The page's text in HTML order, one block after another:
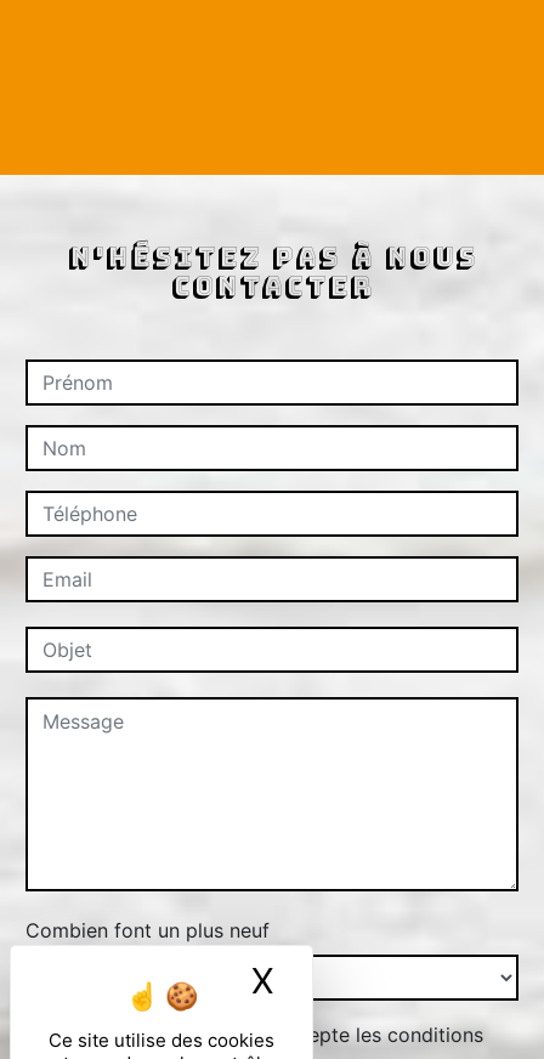
Ce site utilise des cookies
X Masquer le
N'hésitez pas à nous
contacter
Combien font un plus neuf
En cochant cette case, j'accepte les conditions